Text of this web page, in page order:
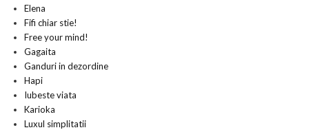
Elena
Fifi chiar stie!
Free your mind!
Gagaita
Ganduri in dezordine
Hapi
Iubeste viata
Karioka
Luxul simplitatii